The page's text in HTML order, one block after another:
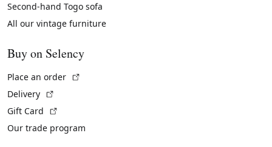
Second-hand Togo sofa
All our vintage furniture
Buy on Selency
Place an order
Delivery
Gift Card
Our trade program